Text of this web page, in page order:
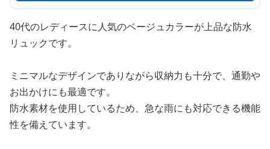
40代のレディースに人気のベージュカラーが上品な防水
リュックです。
ミニマルなデザインでありながら収納力も十分で、通勤や
お出かけにも最適です。
防水素材を使用しているため、急な雨にも対応できる機能
性を備えています。